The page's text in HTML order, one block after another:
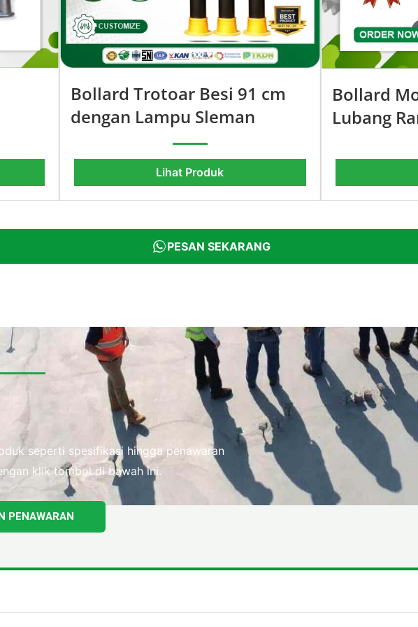
Bollard Trotoar Besi 91 cm
dengan Lampu Sleman
Lihat Produk
Bollard
Lubang
PESAN SEKARANG
seperti spesifikasi hingga penawaran
klik tombol di bawah ini.
PENAWARAN